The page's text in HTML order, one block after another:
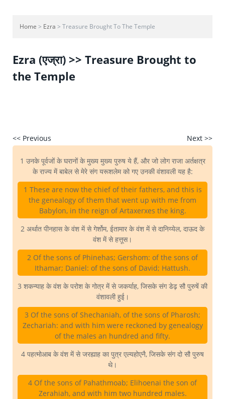
Home > Ezra > Treasure Brought To The Temple
Ezra (एज्रा) >> Treasure Brought to
the Temple
<< Previous Next >>
1 उनके पूर्वजों के घरानों के मुख्य मुख्य पुरुष ये हैं, और जो लोग राजा अर्तक्षत्र
के राज्य में बाबेल से मेरे संग यरूशलेम को गए उनकी वंशावली यह है:
1 These are now the chief of their fathers, and this is
the genealogy of them that went up with me from
Babylon, in the reign of Artaxerxes the king.
2 अर्थात पीनहास के वंश में से गेर्शोम, ईतामार के वंश में से दानिय्येल, दाऊद के
वंश में से हत्तूस।
2 Of the sons of Phinehas; Gershom: of the sons of
Ithamar; Daniel: of the sons of David; Hattush.
3 शकन्याह के वंश के परोश के गोत्र में से जकर्याह, जिसके संग डेढ़ सौ पुरुषें की
वंशावली हुई।
3 Of the sons of Shechaniah, of the sons of Pharosh;
Zechariah: and with him were reckoned by genealogy
of the males an hundred and fifty.
4 पहत्मोआब के वंश में से जरह्याह का पुत्र एल्यहोएनै, जिसके संग दो सौ पुरुष
थे।
4 Of the sons of Pahathmoab; Elihoenai the son of
Zerahiah, and with him two hundred males.